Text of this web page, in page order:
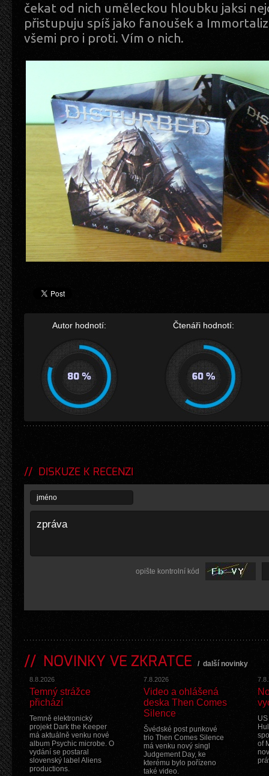
čekat od nich uměleckou hloubku jaksi
přistupuju spíš jako fanoušek a
všemi pro i proti. Vím o nich.
Autor hodnotí: Čtenáři hodnotí:
DISKUZE K RECENZI
opište kontrolní kód
NOVINKY VE ZKRATCE / další novinky
8.8.2026
Temný strážce
přichází
Temně elektronický
projekt Dark the Keeper
má aktuálně venku nové
album Psychic microbe. O
vydání se postaral
slovenský label Aliens
productions.
7.8.2026
Video a ohlášená
deska Then Comes
Silence
Švédské post punkové
trio Then Comes Silence
má venku nový singl
Judgement Day, ke
kterému bylo pořízeno
také video.
of